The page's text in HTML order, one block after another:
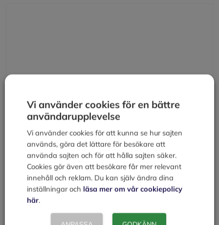
Namn
Webbplats
Spara mitt namn, min e-postadress och webbplats i
denna webbläsare till nästa gång jag skriver en
Vi använder cookies för en bättre
användarupplevelse
Vi använder cookies för att kunna se hur sajten
används, göra det lättare för besökare att
använda sajten och för att hålla sajten säker.
Cookies gör även att besökare får mer relevant
innehåll och reklam. Du kan själv ändra dina
inställningar och läsa mer om vår cookiepolicy
här.